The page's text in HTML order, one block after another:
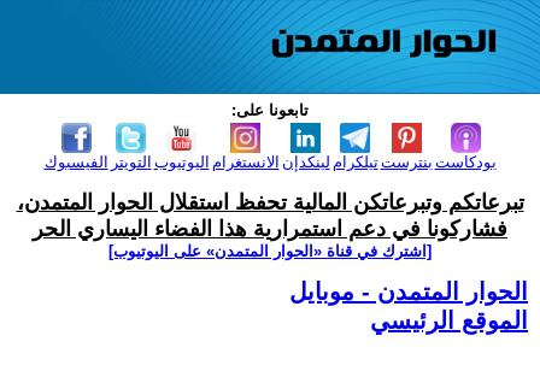
تابعونا على:
الفيسبوك التويتر اليوتيوب الانستغرام لينكدإن تيلكرامبنترست بودكاست
تبرعاتكم وتبرعاتكن المالية تحفظ استقلال الحوار المتمدن،
فشاركونا في دعم استمرارية هذا الفضاء اليساري الحر
[اشترك في قناة ‫«الحوار المتمدن» على اليوتيوب]
الحوار المتمدن - موبايل
الموقع الرئيسي